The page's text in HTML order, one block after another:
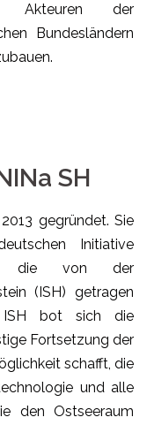
Akteuren der
Bundesländern
SH
gegründet. Sie
Initiative
die von der
(ISH) getragen
bot sich die
Fortsetzung der
schafft, die
und alle
den Ostseeraum